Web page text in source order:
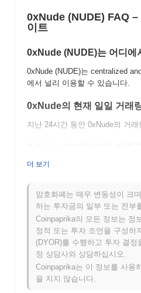
0xNude (NUDE) FAQ
이트
0xNude (NUDE)는 어디에
0xNude (NUDE)는 centralized
에서 널리 이용할 수 있습니다.
0xNude의 현재 일일 거래
지난 24시간 동안 0xNude의 거래
역대 최고가(ATH):
0xNude는 현재 ATH보다
0xNude는 더 넓은 암호화
과를 내고 있나요?
지난 7일 동안 0xNude는0.00%
전체 암호화폐 시장에 뒤처졌습
비교하여 NUDE의 가격 움직임
더 보기
암호화폐는 매우 변동성이 크
하는 투자금의 일부 또는 전부
Coinpaprika의 모든 정보는 정
정적 또는 투자 조언을 구성하
(DYOR)를 수행하고 투자 결
정 상담사와 상담하십시오.
Coinpaprika는 이 정보를 사용
을 지지 않습니다.